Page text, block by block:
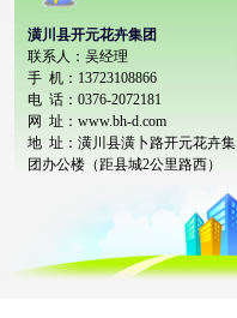
肥、山西等省市组织配送优质苗
木，受到工程主管部位的好评！
本站关键词：
苗木，河南苗圃，潢川苗圃，苗
木种植基地，苗木价格咨询
潢川县开元花卉集团
联系人：吴经理
手 机：13723108866
电 话： 0376-2072181
网 址：www.bh-d.com
地 址：潢川县潢卜路开元花卉集
团办公楼（距县城2公里路西）